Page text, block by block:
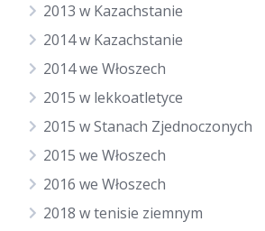
2013 w Kazachstanie
2014 w Kazachstanie
2014 we Włoszech
2015 w lekkoatletyce
2015 w Stanach Zjednoczonych
2015 we Włoszech
2016 we Włoszech
2018 w tenisie ziemnym